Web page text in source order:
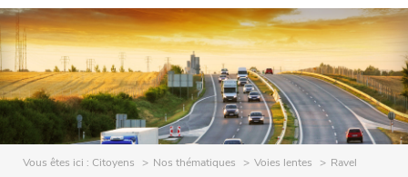
Vous êtes ici : Citoyens Nos thématiques Voies lentes Ravel